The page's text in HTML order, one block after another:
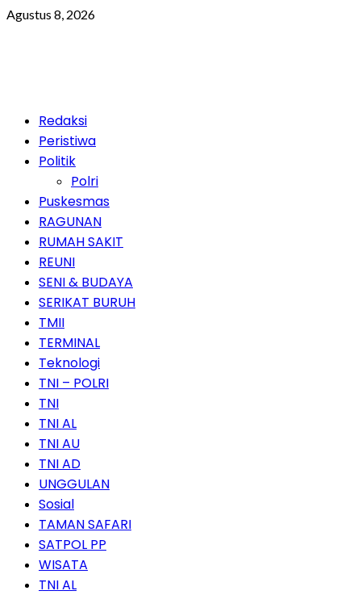
Skip
Agustus 8, 2026
PrimaryRedaksi
Peristiwa
Politik
Polri
Puskesmas
RAGUNAN
RUMAH SAKIT
REUNI
SENI & BUDAYA
SERIKAT BURUH
TMII
TERMINAL
Teknologi
TNI – POLRI
TNI
TNI AL
TNI AU
TNI AD
UNGGULAN
Sosial
TAMAN SAFARI
SATPOL PP
WISATA
TNI AL